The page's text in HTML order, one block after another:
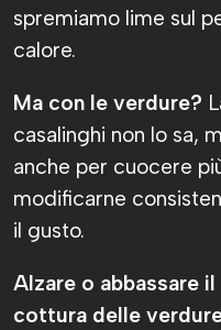
spremiamo lime sul
calore.
Ma con le verdure?
casalinghi non lo sa,
anche per cuocere
modificarne
il gusto.
Alzare o abbassare
cottura delle